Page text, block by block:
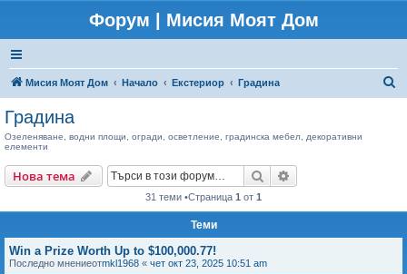
Форум | Мисия Моят Дом
Мисия Моят Дом Начало Екстериор Градина
е
Градина
Озеленяване, водни площи, огради, осветление, градинска мебел, декоративни
елементи
Нова тема Търсене
31 теми •Страница 1 от 1
Теми
Win a Prize Worth Up to $100,000.77!
Последно мнениеотmkl1968 « чет окт 23, 2025 10:51 am